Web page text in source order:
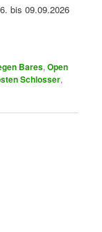
bis 09.09.2026
Bares,Open
Schlosser,